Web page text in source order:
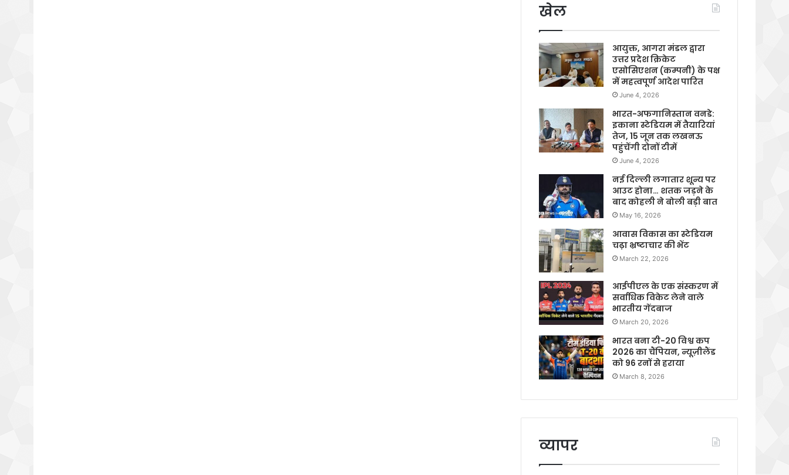
खेल
आयुक्त, आगरा मंडल द्वारा
उत्तर प्रदेश क्रिकेट
एसोसिएशन (कम्पनी) के पक्ष
में महत्वपूर्ण आदेश पारित
June 4, 2026
भारत-अफगानिस्तान वनडे:
इकाना स्टेडियम में तैयारियां
तेज, 15 जून तक लखनऊ
पहुंचेंगी दोनों टीमें
June 4, 2026
नई दिल्ली लगातार शून्य पर
आउट होना… शतक जड़ने के
बाद कोहली ने बोली बड़ी बात
May 16, 2026
आवास विकास का स्टेडियम
चढ़ा भ्रष्टाचार की भेंट
March 22, 2026
आईपीएल के एक संस्करण में
सर्वाधिक विकेट लेने वाले
भारतीय गेंदबाज
March 20, 2026
भारत बना टी-20 विश्व कप
2026 का चैंपियन, न्यूज़ीलैंड
को 96 रनों से हराया
March 8, 2026
व्यापर